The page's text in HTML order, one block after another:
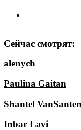
Сейчас смотрят:
alenych
Paulina Gaitan
Shantel VanSanten
Inbar Lavi